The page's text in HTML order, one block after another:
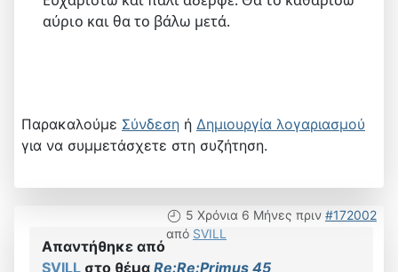
αύριο και θα το βάλω μετά.
Παρακαλούμε Σύνδεση ή Δημιουργία λογαριασμού
για να συμμετάσχετε στη συζήτηση.
5 Χρόνια 6 Μήνες πριν #172002
από SVILL
Απαντήθηκε από
SVILL στο θέμα Re:Re:Primus 45